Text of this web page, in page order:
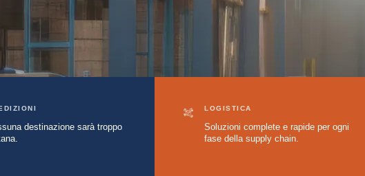
destinazione sarà troppo
LOGISTICA
Soluzioni complete e rapide per ogni
fase della supply chain.